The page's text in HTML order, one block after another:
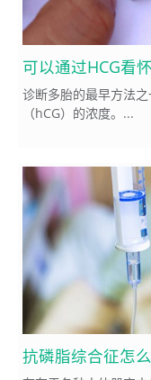
可以通过HCG看
诊断多胎的最早方法
（hCG）的浓度。...
抗磷脂综合征怎么